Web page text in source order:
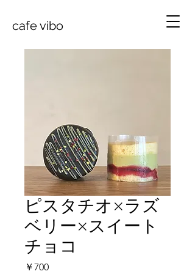
cafe vibo
ピスタチオ×ラズ
ベリー×スイート
チョコ
￥700価